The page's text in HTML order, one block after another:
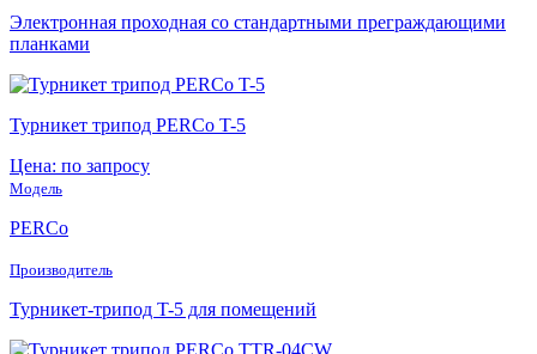
Электронная проходная со стандартными преграждающими
планками
Турникет трипод PERCo T-5
Цена: по запросу
Модель
PERCo
Производитель
Турникет-трипод T-5 для помещений